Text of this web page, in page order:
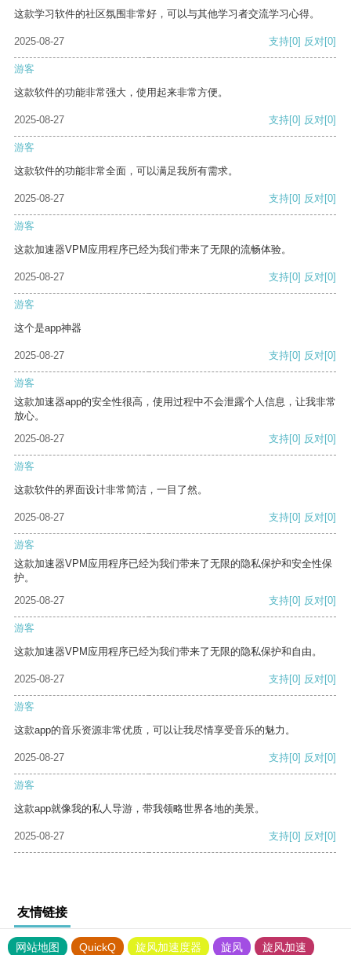
这款学习软件的社区氛围非常好，可以与其他学习者交流学习心得。
2025-08-27 支持[0] 反对[0]
游客
这款软件的功能非常强大，使用起来非常方便。
2025-08-27 支持[0] 反对[0]
游客
这款软件的功能非常全面，可以满足我所有需求。
2025-08-27 支持[0] 反对[0]
游客
这款加速器VPM应用程序已经为我们带来了无限的流畅体验。
2025-08-27 支持[0] 反对[0]
游客
这个是app神器
2025-08-27 支持[0] 反对[0]
游客
这款加速器app的安全性很高，使用过程中不会泄露个人信息，让我非常
放心。
2025-08-27
支持[0] 反对[0]
游客
这款软件的界面设计非常简洁，一目了然。
2025-08-27 支持[0] 反对[0]
游客
这款加速器VPM应用程序已经为我们带来了无限的隐私保护和安全性保
护。
2025-08-27
支持[0] 反对[0]
游客
这款加速器VPM应用程序已经为我们带来了无限的隐私保护和自由。
2025-08-27 支持[0] 反对[0]
游客
这款app的音乐资源非常优质，可以让我尽情享受音乐的魅力。
2025-08-27 支持[0] 反对[0]
游客
这款app就像我的私人导游，带我领略世界各地的美景。
2025-08-27 支持[0] 反对[0]
友情链接
网站地图 QuickQ 旋风加速度器 旋风 旋风加速